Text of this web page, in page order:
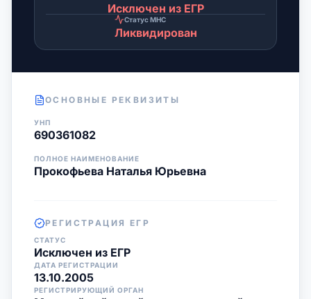
Исключен из ЕГР
Статус МНС
Ликвидирован
ОСНОВНЫЕ РЕКВИЗИТЫ
УНП
690361082
ПОЛНОЕ НАИМЕНОВАНИЕ
Прокофьева Наталья Юрьевна
РЕГИСТРАЦИЯ ЕГР
СТАТУС
Исключен из ЕГР
ДАТА РЕГИСТРАЦИИ
13.10.2005
РЕГИСТРИРУЮЩИЙ ОРГАН